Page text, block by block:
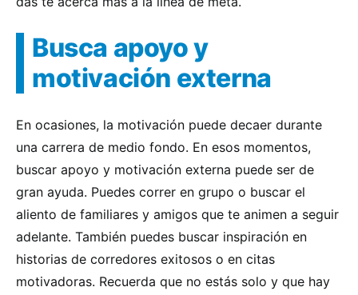
Busca apoyo y
motivación externa
En ocasiones, la motivación puede decaer durante
una carrera de medio fondo. En esos momentos,
buscar apoyo y motivación externa puede ser de
gran ayuda. Puedes correr en grupo o buscar el
aliento de familiares y amigos que te animen a seguir
adelante. También puedes buscar inspiración en
historias de corredores exitosos o en citas
motivadoras. Recuerda que no estás solo y que hay